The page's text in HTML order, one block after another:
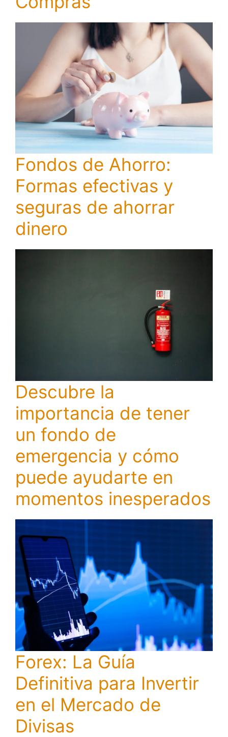
Fondos de Ahorro:
Formas efectivas y
seguras de ahorrar
dinero
Descubre la
importancia de tener
un fondo de
emergencia y cómo
puede ayudarte en
momentos inesperados
Forex: La Guía
Definitiva para Invertir
en el Mercado de
Divisas